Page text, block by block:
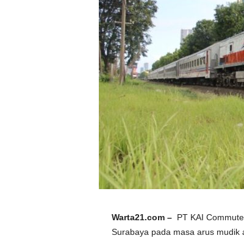
Warta21.com – PT KAI
Surabaya pada masa arus